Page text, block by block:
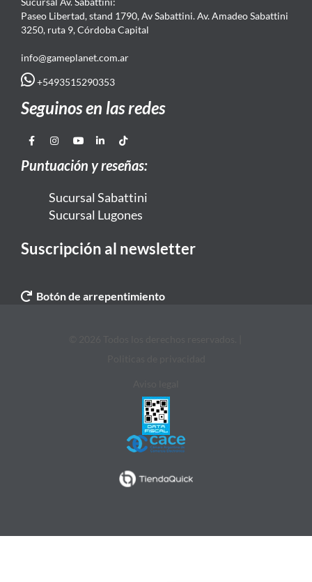
Paseo Libertad, stand 1790, Av Sabattini. Av. Amadeo Sabattini
3250, ruta 9, Córdoba Capital
info@gameplanet.com.ar
+5493515290353
Seguinos en las redes
Puntuación y reseñas:
Sucursal Sabattini
Sucursal Lugones
Suscripción al newsletter
Botón de arrepentimiento